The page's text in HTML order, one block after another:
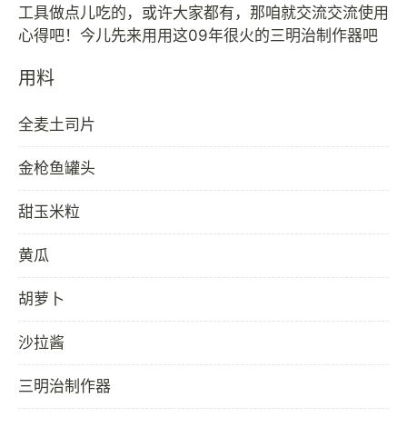
工具做点儿吃的，或许大家都有，那咱就交流交流使用
用料
全麦土司片
金枪鱼罐头
甜玉米粒
黄瓜
胡萝卜
沙拉酱
三明治制作器